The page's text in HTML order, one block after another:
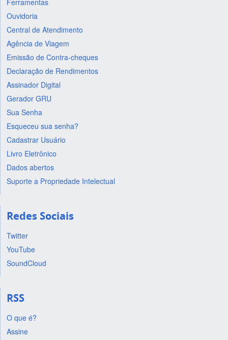
Ferramentas
Ouvidoria
Central de Atendimento
Agência de Viagem
Emissão de Contra-cheques
Declaração de Rendimentos
Assinador Digital
Gerador GRU
Sua Senha
Esqueceu sua senha?
Cadastrar Usuário
Livro Eletrônico
Dados abertos
Suporte a Propriedade Intelectual
Redes Sociais
Twitter
YouTube
SoundCloud
RSS
O que é?
Assine